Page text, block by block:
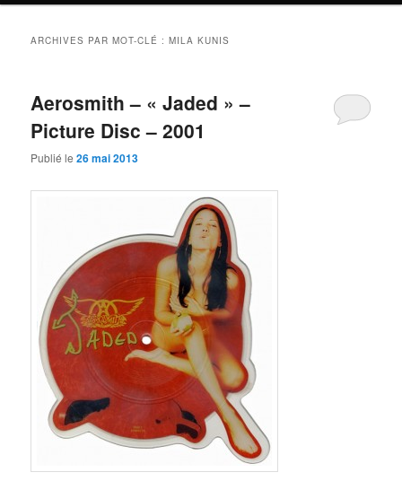
ARCHIVES PAR MOT-CLÉ :MILA KUNIS
Aerosmith – « Jaded » –
Picture Disc – 2001
Publié le26 mai 2013